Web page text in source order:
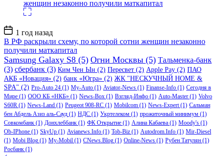
Дата
записи
1 год назад
В РФ раскрыли схему, по которой сотни женщин незаконно
получили маткапитал
Samsung Galaxy S8 (5) Огни Москвы (5) Тальменка-банк
(3) сбербанк (3) Ким Чен Ын (2) Пересвет (2) Apple Pay (2) ПАО
АКБ «Новация» (2) банк «Югра» (2) ЖК "НЕСКУЧНЫЙ HOME &
SPA" (2) Pro-Auto 24 (1) My-Auto (1) Aviator-News (1) Finanse-Info (1) Сегодня в
Мире (1) ООО КБ «НКБ» (1) News-Box (1) Взгляд-Инфо (1) Auto-Master (1) Volvo
S60R (1) News-Land (1) Peugeot 908-RC (1) Mobilcom (1) News-Expert(1) Сальман
бен Абдель Азиз аль-Сауд (1) НДС (1) Укртелеком (1) прожиточный минимум (1)
Совкомбанк (1) Донхлеббанк (1) ФК Открытие (1) Алина Кабаева (1) Moody's (1)
Ob-IPhone (1) SkyUp (1) Avianews.Info (1) Tob-Biz (1) Autodrom.Info (1) Mir-Diesel
(1) Mobi Blog (1) My-Mobil (1) CNews.Blog (1) Online-News (1) Рубен Татулян (1)
Росбанк (1)